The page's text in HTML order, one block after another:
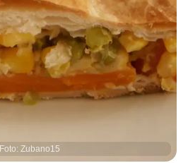
Foto: Zubano15